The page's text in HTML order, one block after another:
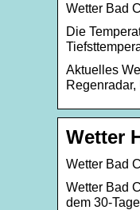
Wetter Bad
Die
Aktuelles
Wetter
Wetter Bad
Wetter Bad
dem 30-